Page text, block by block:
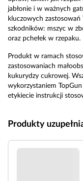
jabłonie i w ważnych
kluczowych zastosowań
szkodników: mszyc w
oraz pchełek w rzepaku.
Produkt w ramach
zastosowaniach
kukurydzy cukrowej.
wykorzystaniem
etykiecie instrukcji
Produkty